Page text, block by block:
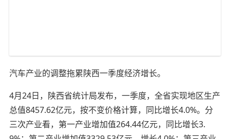
汽车产业的调整拖累陕西一季度经济增长。
4月24日，陕西省统计局发布，一季度，全省实现地区生产
总值8457.62亿元，按不变价格计算，同比增长4.0%。分
三次产业看，第一产业增加值264.44亿元，同比增长3.